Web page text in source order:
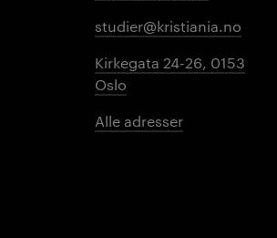
studier@kristiania.no
Kirkegata 24-26, 0153
Oslo
Alle adresser